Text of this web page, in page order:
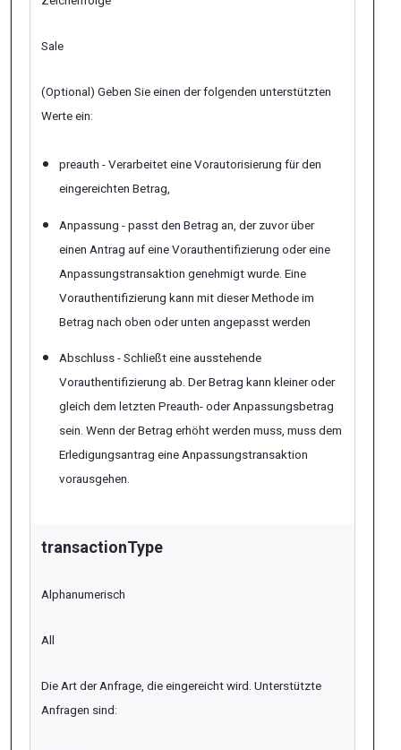
Sale
(Optional) Geben Sie einen der folgenden unterstützten
Werte ein:
preauth - Verarbeitet eine Vorautorisierung für den
eingereichten Betrag,
Anpassung - passt den Betrag an, der zuvor über
einen Antrag auf eine Vorauthentifizierung oder eine
Anpassungstransaktion genehmigt wurde. Eine
Vorauthentifizierung kann mit dieser Methode im
Betrag nach oben oder unten angepasst werden
Abschluss - Schließt eine ausstehende
Vorauthentifizierung ab. Der Betrag kann kleiner oder
gleich dem letzten Preauth- oder Anpassungsbetrag
sein. Wenn der Betrag erhöht werden muss, muss dem
Erledigungsantrag eine Anpassungstransaktion
vorausgehen.
transactionType
Alphanumerisch
All
Die Art der Anfrage, die eingereicht wird. Unterstützte
Anfragen sind: